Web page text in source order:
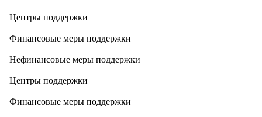
Центры поддержки
Финансовые меры поддержки
Нефинансовые меры поддержки
Центры поддержки
Финансовые меры поддержки